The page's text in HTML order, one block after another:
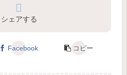
シェアする
Facebook コピー